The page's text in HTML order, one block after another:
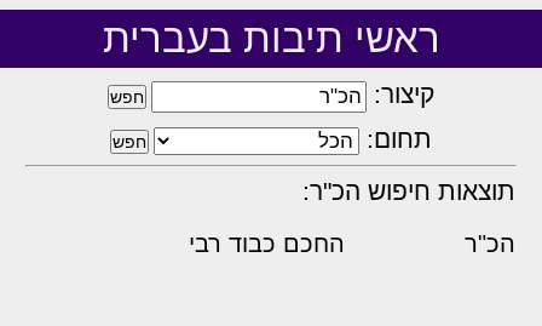
ראשי תיבות בעברית
קיצור:
תחום:
תוצאות חיפוש הכ"ר:
הכ"ר החכם כבוד רבי